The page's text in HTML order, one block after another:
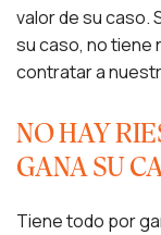
valor de su caso.
su caso, no tiene
contratar a
NO HAY
GANA SU
Tiene todo por